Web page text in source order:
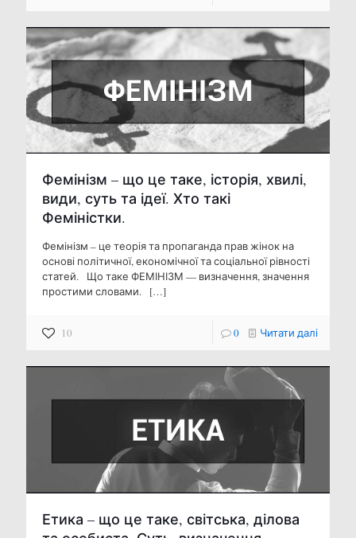
Фемінізм – що це таке, історія, хвилі,
види, суть та ідеї. Хто такі
Феміністки.
Фемінізм – це теорія та пропаганда прав жінок на
основі політичної, економічної та соціальної рівності
статей. Що таке ФЕМІНІЗМ — ​​визначення, значення
простими словами.
[…]
10 0 Читати далі
Етика – що це таке, світська, ділова